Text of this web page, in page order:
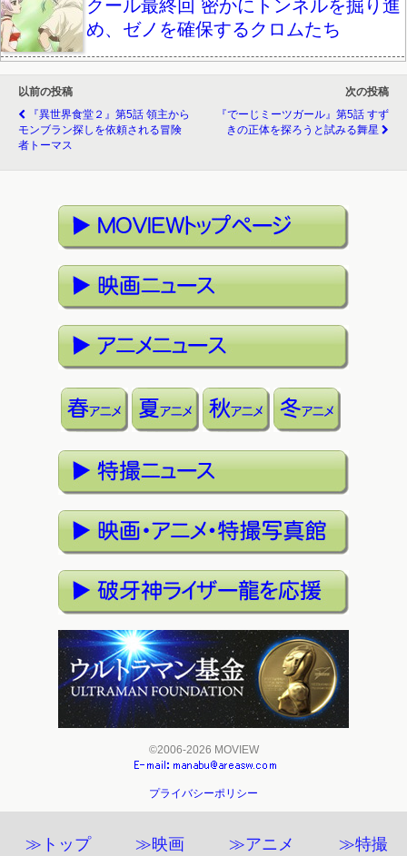
クール最終回 密かにトンネルを掘り進
め、ゼノを確保するクロムたち
以前の投稿
『異世界食堂２』第5話 領主から
モンブラン探しを依頼される冒険
者トーマス
次の投稿
『でーじミーツガール』第5話 すず
きの正体を探ろうと試みる舞星
©2006-2026 MOVIEW
プライバシーポリシー
≫トップ ≫映画 ≫アニメ ≫特撮